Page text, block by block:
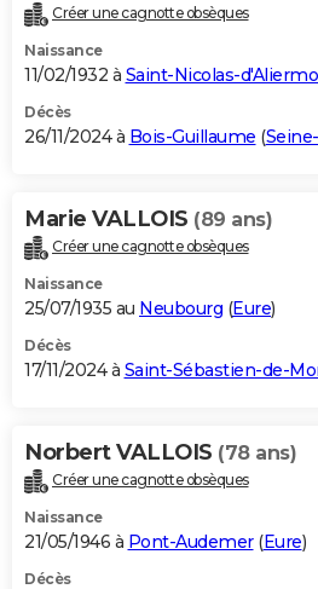
Créer une cagnotte obsèques
Naissance
11/02/1932 à Saint-Nicolas-
Décès
26/11/2024 à Bois-Guillaume (
Marie VALLOIS (89 ans)
Créer une cagnotte obsèques
Naissance
25/07/1935 au Neubourg (Eure)
Décès
17/11/2024 à Saint-Sébastien-de-
Norbert VALLOIS (78 ans)
Créer une cagnotte obsèques
Naissance
21/05/1946 à Pont-Audemer(Eure)
Décès